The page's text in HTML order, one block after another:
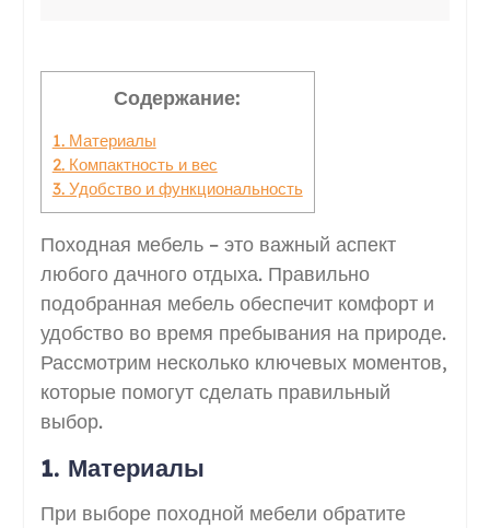
Содержание:
1. Материалы
2. Компактность и вес
3. Удобство и функциональность
Походная мебель – это важный аспект
любого дачного отдыха. Правильно
подобранная мебель обеспечит комфорт и
удобство во время пребывания на природе.
Рассмотрим несколько ключевых моментов,
которые помогут сделать правильный
выбор.
1. Материалы
При выборе походной мебели обратите